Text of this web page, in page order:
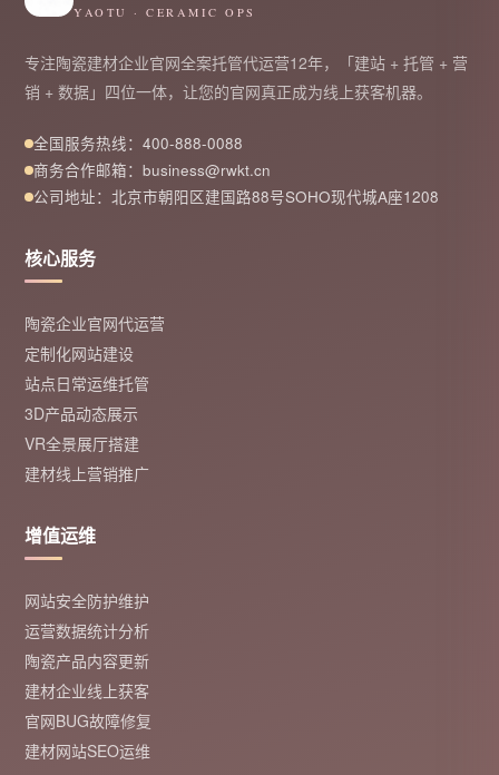
YAOTU · CERAMIC OPS
专注陶瓷建材企业官网全案托管代运营12年，「建站 + 托管 + 营
销 + 数据」四位一体，让您的官网真正成为线上获客机器。
全国服务热线：400-888-0088
商务合作邮箱：business@rwkt.cn
公司地址：北京市朝阳区建国路88号SOHO现代城A座1208
核心服务
陶瓷企业官网代运营
定制化网站建设
站点日常运维托管
3D产品动态展示
VR全景展厅搭建
建材线上营销推广
增值运维
网站安全防护维护
运营数据统计分析
陶瓷产品内容更新
建材企业线上获客
官网BUG故障修复
建材网站SEO运维